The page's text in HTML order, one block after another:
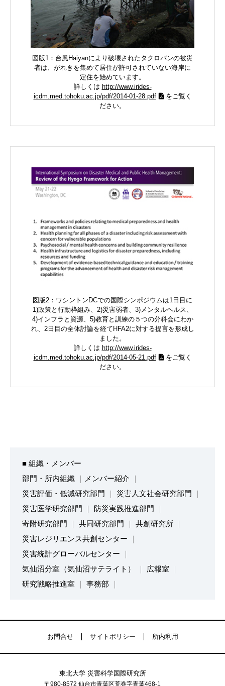
図版1：台風Haiyanにより破壊されたタクロバンの被災
者は、がれきを集めて居住が許可されていない海岸に
定住を始めています。
詳しくは http://www.irides-
icdm.med.tohoku.ac.jp/pdf/2014-01-28.pdf
をご覧く
ださい。
図版2：ワシントンDCでの国際シンポジウムは1日目に
1)政策と行動枠組み、2)災害弱者、3)メンタルヘルス、
4)インフラと資源、5)教育と訓練の５つの分科会にわか
れ、2日目の全体討論を経てHFA2に対する提言を形成し
ました。
詳しくは http://www.irides-
icdm.med.tohoku.ac.jp/pdf/2014-05-21.pdf
をご覧く
ださい。
■ 組織・メンバー
部門・所内組織
メンバー紹介
災害評価・低減研究部門
災害人文社会研究部門
災害医学研究部門
防災実践推進部門
寄附研究部門
共同研究部門
共創研究所
災害レジリエンス共創センター
災害統計グローバルセンター
気仙沼分室（気仙沼サテライト）
広報室
研究戦略推進室
事務部
お問合せ サイトポリシー 所内利用
東北大学 災害科学国際研究所
〒980-8572 仙台市青葉区荒巻字青葉468-1